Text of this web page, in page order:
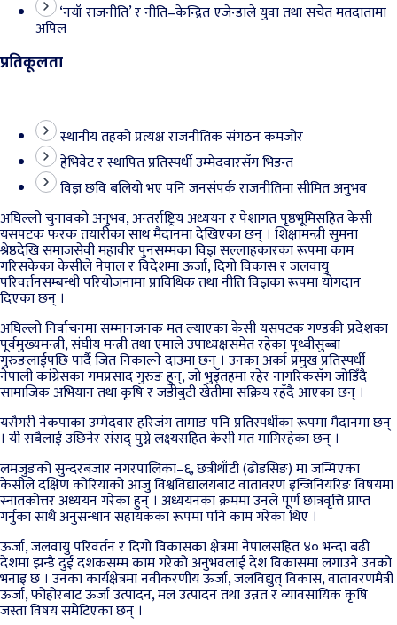
‘नयाँ राजनीति’ र नीति–केन्द्रित एजेन्डाले युवा तथा सचेत मतदातामा
अपिल
प्रतिकूलता
स्थानीय तहको प्रत्यक्ष राजनीतिक संगठन कमजोर
हेभिवेट र स्थापित प्रतिस्पर्धी उम्मेदवारसँग भिडन्त
विज्ञ छवि बलियो भए पनि जनसंपर्क राजनीतिमा सीमित अनुभव
अघिल्लो चुनावको अनुभव, अन्तर्राष्ट्रिय अध्ययन र पेशागत पृष्ठभूमिसहित केसी
यसपटक फरक तयारीका साथ मैदानमा देखिएका छन् । शिक्षामन्त्री सुमना
श्रेष्ठदेखि समाजसेवी महावीर पुनसम्मका विज्ञ सल्लाहकारका रूपमा काम
गरिसकेका केसीले नेपाल र विदेशमा ऊर्जा, दिगो विकास र जलवायु
परिवर्तनसम्बन्धी परियोजनामा प्राविधिक तथा नीति विज्ञका रूपमा योगदान
दिएका छन् ।
अघिल्लो निर्वाचनमा सम्मानजनक मत ल्याएका केसी यसपटक गण्डकी प्रदेशका
पूर्वमुख्यमन्त्री, संघीय मन्त्री तथा एमाले उपाध्यक्षसमेत रहेका पृथ्वीसुब्बा
गुरुङलाईपछि पार्दै जित निकाल्ने दाउमा छन् । उनका अर्का प्रमुख प्रतिस्पर्धी
नेपाली कांग्रेसका गमप्रसाद गुरुङ हुन्, जो भुइँतहमा रहेर नागरिकसँग जोडिँदै
सामाजिक अभियान तथा कृषि र जडीबुटी खेतीमा सक्रिय रहँदै आएका छन् ।
यसैगरी नेकपाका उम्मेदवार हरिजंग तामाङ पनि प्रतिस्पर्धीका रूपमा मैदानमा छन्
। यी सबैलाई उछिनेर संसद् पुग्ने लक्ष्यसहित केसी मत मागिरहेका छन् ।
लमजुङको सुन्दरबजार नगरपालिका–६, छत्रीथाँटी (ढोडसिङ) मा जन्मिएका
केसीले दक्षिण कोरियाको आजु विश्वविद्यालयबाट वातावरण इन्जिनियरिङ विषयमा
स्नातकोत्तर अध्ययन गरेका हुन् । अध्ययनका क्रममा उनले पूर्ण छात्रवृत्ति प्राप्त
गर्नुका साथै अनुसन्धान सहायकका रूपमा पनि काम गरेका थिए ।
ऊर्जा, जलवायु परिवर्तन र दिगो विकासका क्षेत्रमा नेपालसहित ४० भन्दा बढी
देशमा झन्डै दुई दशकसम्म काम गरेको अनुभवलाई देश विकासमा लगाउने उनको
भनाइ छ । उनका कार्यक्षेत्रमा नवीकरणीय ऊर्जा, जलविद्युत् विकास, वातावरणमैत्री
ऊर्जा, फोहोरबाट ऊर्जा उत्पादन, मल उत्पादन तथा उन्नत र व्यावसायिक कृषि
जस्ता विषय समेटिएका छन् ।